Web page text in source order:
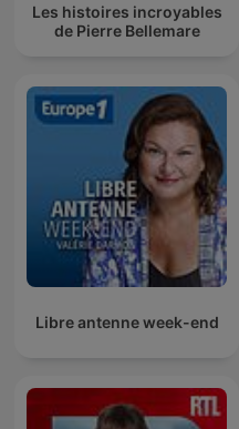
Les histoires incroyables
de Pierre Bellemare
Libre antenne week-end